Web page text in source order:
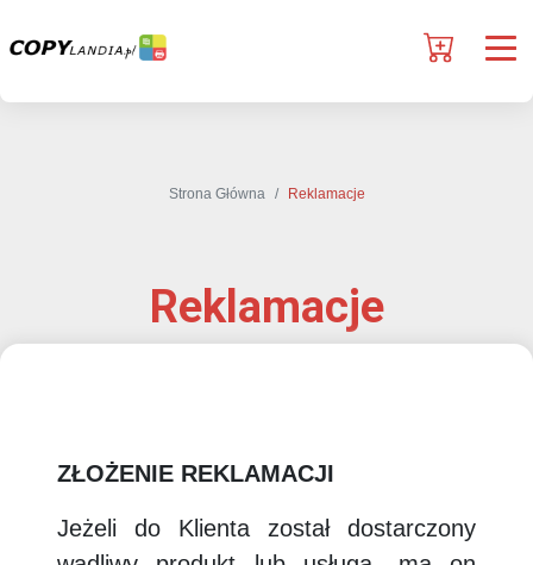
Strona Główna Reklamacje
Reklamacje
ZŁOŻENIE REKLAMACJI
Jeżeli do Klienta został dostarczony